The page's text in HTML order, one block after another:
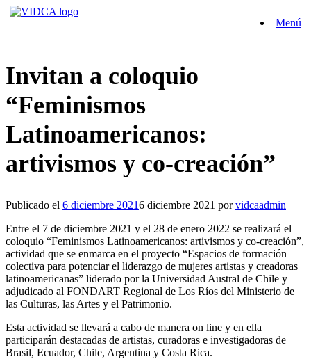
Saltar
Menú
Invitan a coloquio
“Feminismos
Latinoamericanos:
artivismos y co-creación”
Publicado el 6 diciembre 20216 diciembre 2021 porvidcaadmin
Entre el 7 de diciembre 2021 y el 28 de enero 2022 se realizará el
coloquio “Feminismos Latinoamericanos: artivismos y co-creación”,
actividad que se enmarca en el proyecto “Espacios de formación
colectiva para potenciar el liderazgo de mujeres artistas y creadoras
latinoamericanas” liderado por la Universidad Austral de Chile y
adjudicado al FONDART Regional de Los Ríos del Ministerio de
las Culturas, las Artes y el Patrimonio.
Esta actividad se llevará a cabo de manera on line y en ella
participarán destacadas de artistas, curadoras e investigadoras de
Brasil, Ecuador, Chile, Argentina y Costa Rica.